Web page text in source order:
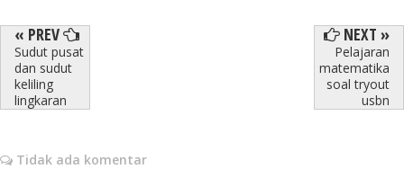
« PREV
Sudut pusat
dan sudut
keliling
lingkaran
NEXT »
Pelajaran
matematika
soal tryout
usbn
Tidak ada komentar